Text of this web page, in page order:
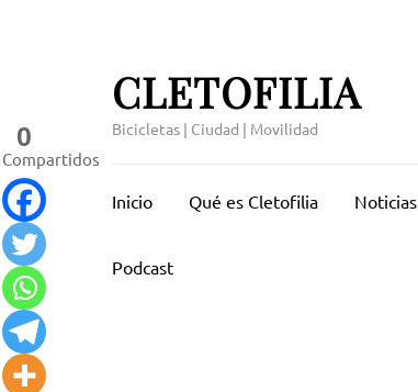
tecla
Intro)
CLETOFILIA
Bicicletas | Ciudad | Movilidad
Inicio Qué es Cletofilia Noticias
Podcast
0
Compartidos